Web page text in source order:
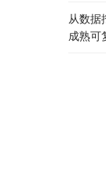
从数据
成熟可